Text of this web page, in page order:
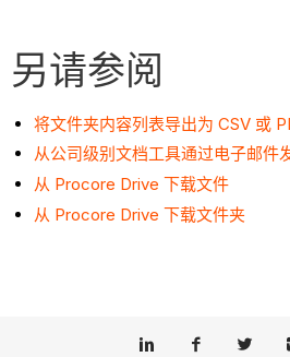
另请参阅
将文件夹内容列表导出为 CSV 或
从公司级别文档工具通过电子邮件
从 Procore Drive 下载文件
从 Procore Drive 下载文件夹